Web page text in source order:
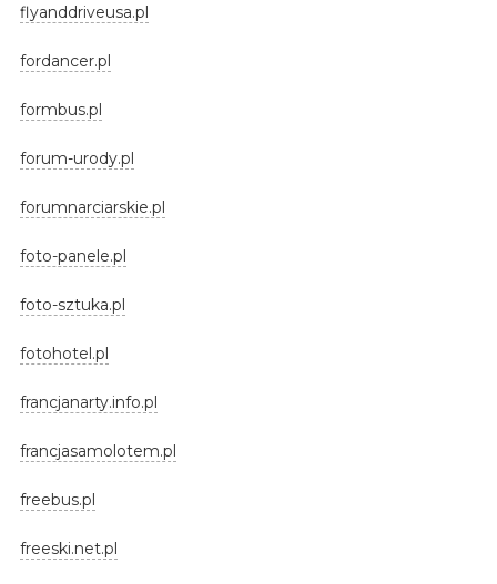
flyanddriveusa.pl
fordancer.pl
formbus.pl
forum-urody.pl
forumnarciarskie.pl
foto-panele.pl
foto-sztuka.pl
fotohotel.pl
francjanarty.info.pl
francjasamolotem.pl
freebus.pl
freeski.net.pl